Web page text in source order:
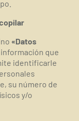
«Datos
que
identificarle
su número de
y/o